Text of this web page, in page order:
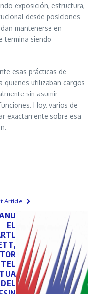
exposición, estructura,
desde posiciones
mantenerse en
termina siendo
esas prácticas de
quienes utilizaban cargos
sin asumir
Hoy, varios de
exactamente sobre esa
Article
EL